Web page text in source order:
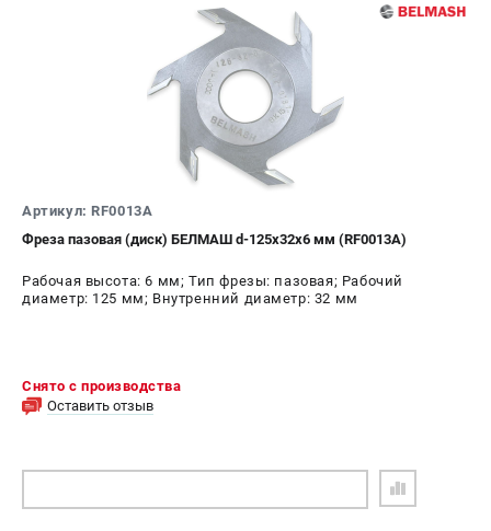
Артикул: RF0013A
Фреза пазовая (диск) БЕЛМАШ d-125х32х6 мм (RF0013A)
Рабочая высота: 6 мм; Тип фрезы: пазовая; Рабочий
диаметр: 125 мм; Внутренний диаметр: 32 мм
Снято с производства
Оставить отзыв